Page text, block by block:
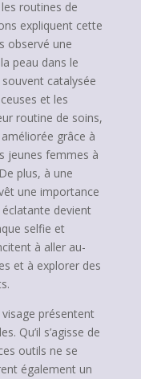
routines de
expliquent cette
observé une
peau dans le
catalysée
et les
routine de soins,
grâce à
jeunes femmes à
plus, à une
une importance
devient
selfie et
à aller au-
et à explorer des
présentent
Qu’il s’agisse de
outils ne se
également un